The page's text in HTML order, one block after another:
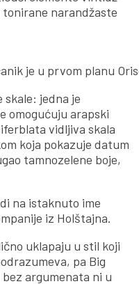
narandžaste
je u prvom planu
skale: jedna je
omogućuju arapski
vidljiva skala
koja pokazuje datum
tamnozelene boje,
na istaknuto ime
iz Holštajna.
uklapaju u stil koji
pa Big
argumenata ni u